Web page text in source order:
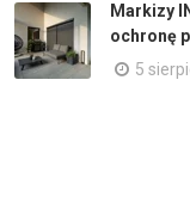
Markizy
ochronę
5